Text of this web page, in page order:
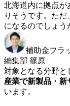
北海道内に拠点が
りそうです。た
になるのでしょう
補助金フラ
編集部 篠原
対象となる分野と
産業で新製品・
います。